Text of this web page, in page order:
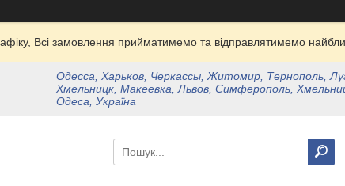
Всі замовлення прийматимемо та відправлятимемо
Одесса, Харьков, Черкассы, Житомир, Тернополь,
Хмельницк, Макеевка, Львов, Симферополь,
Одеса, Україна